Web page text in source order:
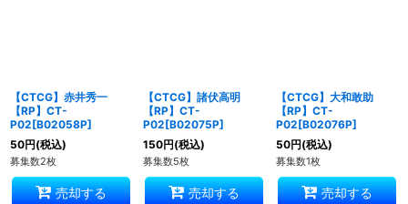
【CTCG】赤井秀一
【RP】CT-
P02[B02058P]
50円(税込)
募集数2枚
売却する
【CTCG】諸伏高明
【RP】CT-
P02[B02075P]
150円(税込)
募集数5枚
売却する
【CTCG】大和敢助
【RP】CT-
P02[B02076P]
50円(税込)
募集数1枚
売却する